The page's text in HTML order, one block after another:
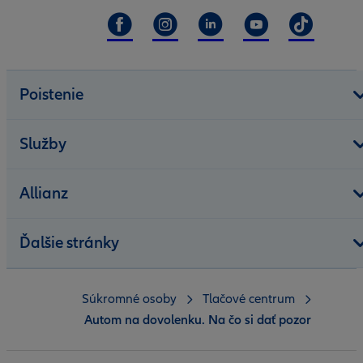
Poistenie
Služby
Allianz
Ďalšie stránky
Súkromné osoby
Tlačové centrum
Autom na dovolenku. Na čo si dať pozor